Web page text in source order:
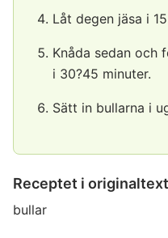
Låt degen jäsa i
Knåda sedan och
i 30?45 minuter.
Sätt in bullarna i
Receptet i originaltext
bullar